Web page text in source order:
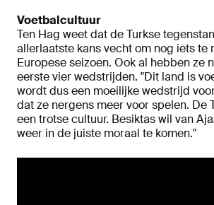
Voetbalcultuur
Ten Hag weet dat de Turkse
allerlaatste kans vecht om nog iets te
Europese seizoen. Ook al hebben ze
eerste vier wedstrijden. "Dit land is
wordt dus een moeilijke wedstrijd
dat ze nergens meer voor spelen. De
een trotse cultuur. Besiktas wil van
weer in de juiste moraal te komen."